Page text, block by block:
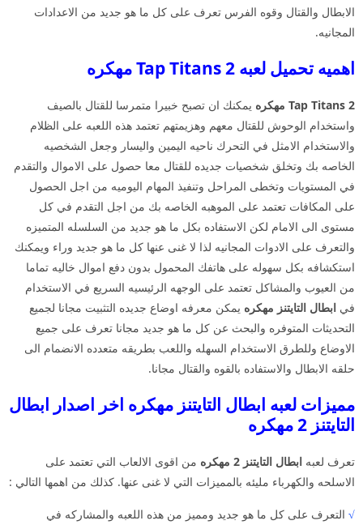
الابطال والقتال وقوه الفرس تعرف على كل ما هو جديد من الاعدادات
المجانيه.
اهميه تحميل لعبه Tap Titans 2 مهكره
Tap Titans 2 مهكره
يمكنك ان تصبح خبيرا متمرسا للقتال بالصيف
واستخدام الوحوش للقتال معهم وهزيمتهم تعتمد هذه اللعبه على الظلام
والاستخدام الامثل في التحرك ناحيه اليمين واليسار وجعل الشخصيه
الخاصه بك وتخلق شخصيات جديده للقتال معا حصول على الاموال والتقدم
في المستويات وتخطى المراحل وتنفيذ المهام اليوميه من اجل الحصول
على المكافات تعتمد على الموهبه الخاصه بك من اجل التقدم في كل
مستوى الى الامام لكن الاستفاده بكل ما هو جديد من السلسله المتميزه
والتعرف على الادوات المجانيه لذا لا غنى عنها كل ما هو جديد وراء ويمكنك
استكشافه بكل سهوله على هاتفك المحمول بدون دفع اموال خاليه تماما
من العيوب والمشاكل تعتمد على الوجهه الرئيسيه السريع في الاستخدام
في ابطال التايتنز مهكره يمكن معرفه اوضاع جديده التثبيت مجانا لجميع
التحديثات المتوفره والبحث عن كل ما هو جديد مجانا تعرف على جميع
الاوضاع وللطرق الاستخدام السهله واللعب بطريقه متعدده الانضمام الى
حلقه الابطال والاستفاده بالقوه والقتال مجانا.
مميزات لعبه ابطال التايتنز مهكره اخر اصدار ابطال
التايتنز 2 مهكره
تعرف لعبه ابطال التايتنز 2 مهكره
من اقوى الالعاب التي تعتمد على
الاسلحه والكهرباء مليئه بالمميزات التي لا غنى عنها. كذلك من اهمها التالي :
√ التعرف على كل ما هو جديد ومميز من هذه اللعبه والمشاركه في